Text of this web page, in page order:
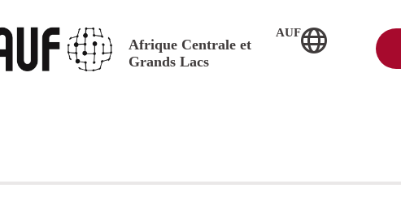
AUF
Afrique Centrale et
Grands Lacs